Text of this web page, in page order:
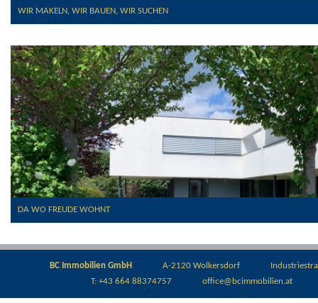
WIR MAKELN, WIR BAUEN, WIR SUCHEN
DA WO FREUDE WOHNT
BC Immobilien GmbH A-2120 Wolkersdorf
T: +43 664 88374757 office@bcimmobilien.at